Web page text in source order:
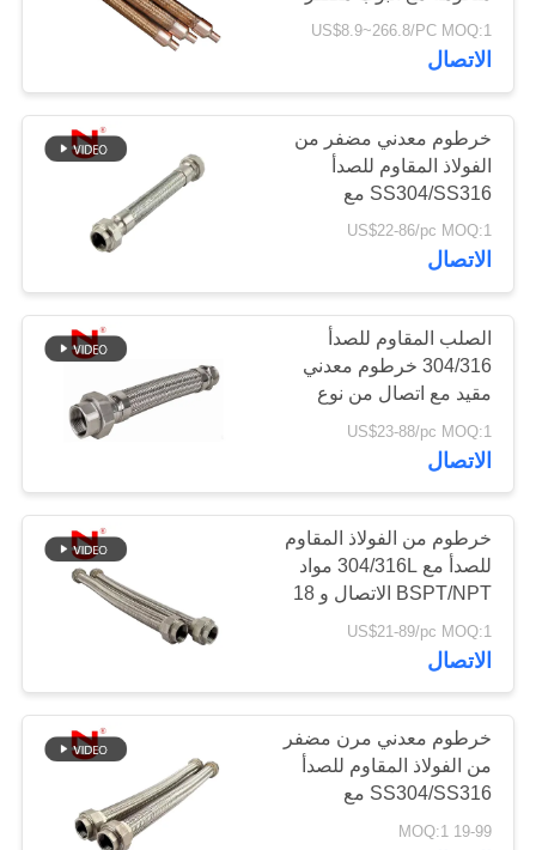
خرطوم مضفر معدني
70
وصلة تمدد مطاط
مخفضة
34
وصلات تمدد PTFE
36
معدني مخدد مع درجة
مقاومة للتآكل من الفولاذ
US$8.9~266.8/PC MOQ:1
الاتصال
خرطوم معدني مضفر من
الفولاذ المقاوم للصدأ
SS304/SS316 مع
امتصاص الاهتزاز وتعويض
التمدد الحراري
US$22-86/pc MOQ:1
الاتصال
الصلب المقاوم للصدأ
304/316 خرطوم معدني
مقيد مع اتصال من نوع
الاتحاد لاستيعاب الاهتزازات
US$23-88/pc MOQ:1
الاتصال
خرطوم من الفولاذ المقاوم
للصدأ مع 304/316L مواد
BSPT/NPT الاتصال و 18
شهرا من الضمان
US$21-89/pc MOQ:1
الاتصال
خرطوم معدني مرن مضفر
من الفولاذ المقاوم للصدأ
SS304/SS316 مع
امتصاص الاهتزاز وتعويض
19-99 MOQ:1